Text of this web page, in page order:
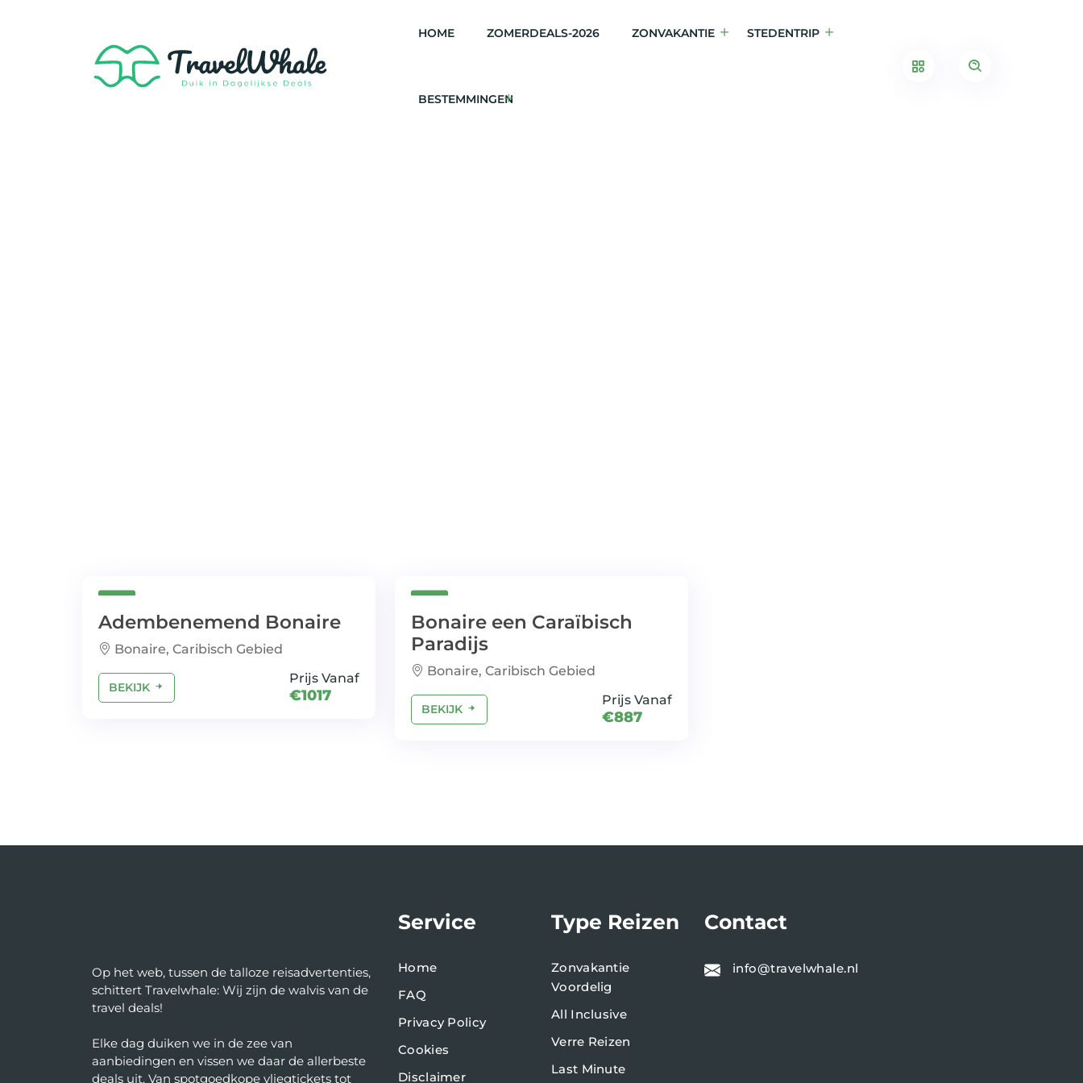
HOME ZOMERDEALS-2026 ZONVAKANTIE STEDENTRIP
BESTEMMINGEN
Adembenemend Bonaire
Bonaire, Caribisch Gebied
BEKIJK
Prijs Vanaf
€1017
Bonaire een Caraïbisch
Paradijs
Bonaire, Caribisch Gebied
BEKIJK
Prijs Vanaf
€887
Op het web, tussen de talloze reisadvertenties,
schittert Travelwhale: Wij zijn de walvis van de
travel deals!
Elke dag duiken we in de zee van
aanbiedingen en vissen we daar de allerbeste
deals uit. Van spotgoedkope vliegtickets tot
Service
Home
FAQ
Privacy Policy
Cookies
Disclaimer
Type Reizen
Zonvakantie
Voordelig
All Inclusive
Verre Reizen
Last Minute
Contact
info@travelwhale.nl